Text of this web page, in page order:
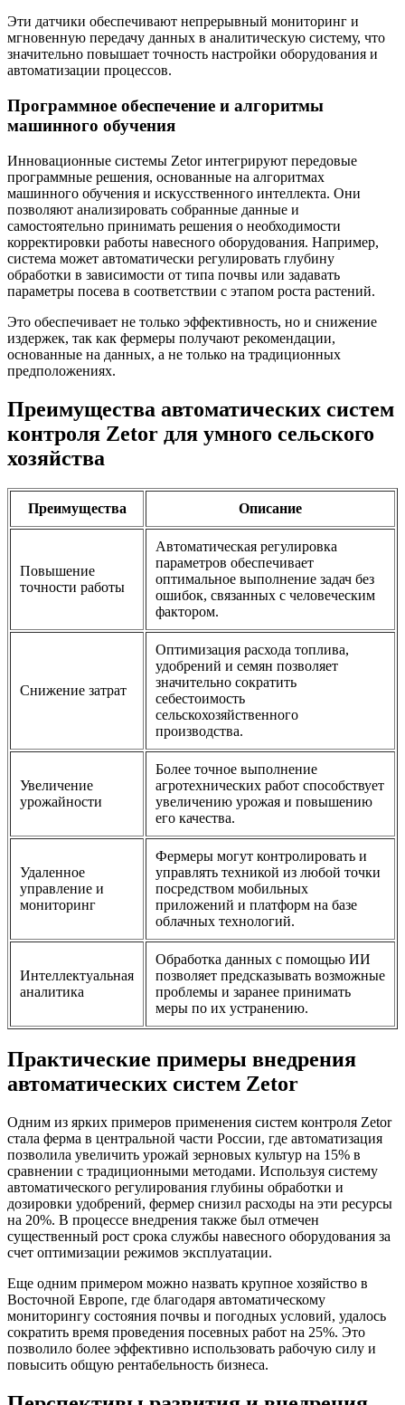
Эти датчики обеспечивают непрерывный мониторинг и
мгновенную передачу данных в аналитическую систему, что
значительно повышает точность настройки оборудования и
автоматизации процессов.
Программное обеспечение и алгоритмы
машинного обучения
Инновационные системы Zetor интегрируют передовые
программные решения, основанные на алгоритмах
машинного обучения и искусственного интеллекта. Они
позволяют анализировать собранные данные и
самостоятельно принимать решения о необходимости
корректировки работы навесного оборудования. Например,
система может автоматически регулировать глубину
обработки в зависимости от типа почвы или задавать
параметры посева в соответствии с этапом роста растений.
Это обеспечивает не только эффективность, но и снижение
издержек, так как фермеры получают рекомендации,
основанные на данных, а не только на традиционных
предположениях.
Преимущества автоматических систем
контроля Zetor для умного сельского
хозяйства
Преимущества Описание
Повышение
точности работы
Автоматическая регулировка
параметров обеспечивает
оптимальное выполнение задач без
ошибок, связанных с человеческим
фактором.
Снижение затрат
Оптимизация расхода топлива,
удобрений и семян позволяет
значительно сократить
себестоимость
сельскохозяйственного
производства.
Увеличение
урожайности
Более точное выполнение
агротехнических работ способствует
увеличению урожая и повышению
его качества.
Удаленное
управление и
мониторинг
Фермеры могут контролировать и
управлять техникой из любой точки
посредством мобильных
приложений и платформ на базе
облачных технологий.
Интеллектуальная
аналитика
Обработка данных с помощью ИИ
позволяет предсказывать возможные
проблемы и заранее принимать
меры по их устранению.
Практические примеры внедрения
автоматических систем Zetor
Одним из ярких примеров применения систем контроля Zetor
стала ферма в центральной части России, где автоматизация
позволила увеличить урожай зерновых культур на 15% в
сравнении с традиционными методами. Используя систему
автоматического регулирования глубины обработки и
дозировки удобрений, фермер снизил расходы на эти ресурсы
на 20%. В процессе внедрения также был отмечен
существенный рост срока службы навесного оборудования за
счет оптимизации режимов эксплуатации.
Еще одним примером можно назвать крупное хозяйство в
Восточной Европе, где благодаря автоматическому
мониторингу состояния почвы и погодных условий, удалось
сократить время проведения посевных работ на 25%. Это
позволило более эффективно использовать рабочую силу и
повысить общую рентабельность бизнеса.